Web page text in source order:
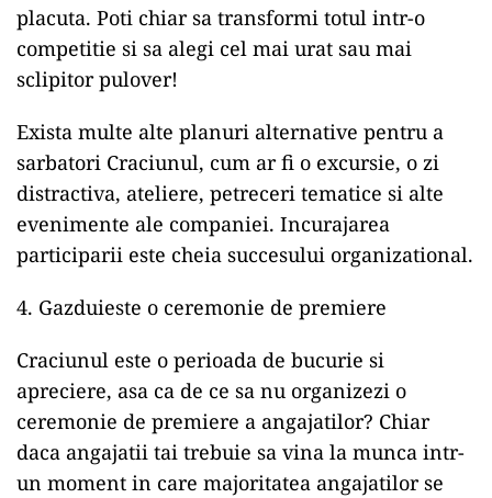
placuta. Poti chiar sa transformi totul intr-o
competitie si sa alegi cel mai urat sau mai
sclipitor pulover!
Exista multe alte planuri alternative pentru a
sarbatori Craciunul, cum ar fi o excursie, o zi
distractiva, ateliere, petreceri tematice si alte
evenimente ale companiei. Incurajarea
participarii este cheia succesului organizational.
4. Gazduieste o ceremonie de premiere
Craciunul este o perioada de bucurie si
apreciere, asa ca de ce sa nu organizezi o
ceremonie de premiere a angajatilor? Chiar
daca angajatii tai trebuie sa vina la munca intr-
un moment in care majoritatea angajatilor se